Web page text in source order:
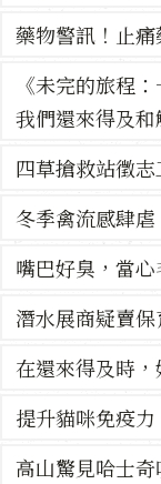
藥物警訊！止痛
《未完的旅程
我們還來得及和
四草搶救站徵志
冬季禽流感肆
嘴巴好臭，當心
潛水展商疑賣
在還來得及時
提升貓咪免疫
高山驚見哈士